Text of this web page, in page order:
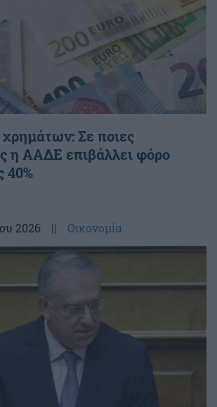
Σε ποιες
η ΑΑΔΕ επιβάλλει φόρο
40%
2026 || Οικονομία